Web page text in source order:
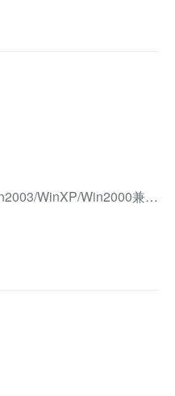
操作系统：Win7/WinVista/Win2003/WinXP/Win2000兼容软件